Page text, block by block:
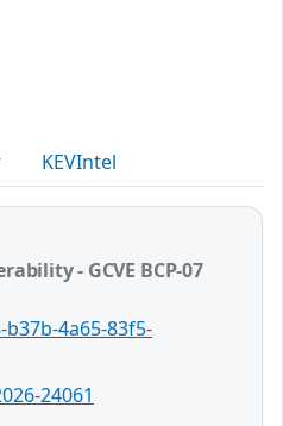
KEVIntel
- GCVE BCP-07
b37b-4a65-83f5-
24061